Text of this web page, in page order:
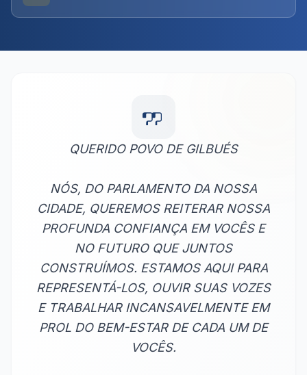
QUERIDO POVO DE GILBUÉS
NÓS, DO PARLAMENTO DA NOSSA
CIDADE, QUEREMOS REITERAR NOSSA
PROFUNDA CONFIANÇA EM VOCÊS E
NO FUTURO QUE JUNTOS
CONSTRUÍMOS. ESTAMOS AQUI PARA
REPRESENTÁ-LOS, OUVIR SUAS VOZES
E TRABALHAR INCANSAVELMENTE EM
PROL DO BEM-ESTAR DE CADA UM DE
VOCÊS.